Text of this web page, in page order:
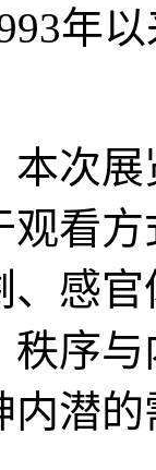
年
次展
观看
、感
秩序
内潜